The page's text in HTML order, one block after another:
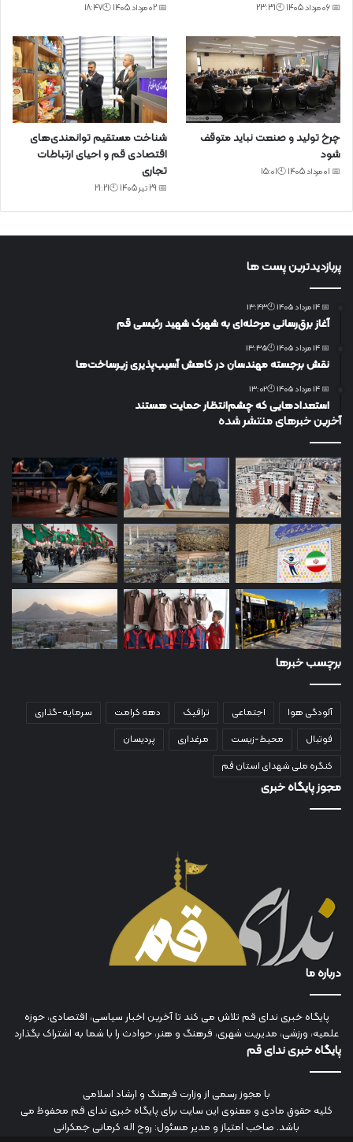
📅 06 مرداد 1405 🕙23:31 📅 02 مرداد 1405 🕙18:47
چرخ تولید و صنعت نباید متوقف
شود
📅 01 مرداد 1405 🕙15:01
شناخت مستقیم توانمندی‌های
اقتصادی قم و احیای ارتباطات
تجاری
📅 29 تیر 1405 🕙21:21
پربازدیدترین پست ها
📅 14 مرداد 1405 🕙13:43
آغاز برق‌رسانی مرحله‌ای به شهرک شهید رئیسی قم
📅 14 مرداد 1405 🕙13:35
نقش برجسته مهندسان در کاهش آسیب‌پذیری زیرساخت‌ها
📅 14 مرداد 1405 🕙13:02
استعدادهایی که چشم‌انتظار حمایت هستند
آخرین خبرهای منتشر شده
برچسب خبرها
آلودگی هوا اجتماعی ترافیک دهه کرامت
سرمایه-گذاری
فوتبال
محیط-زیست مرغداری
پردیسان
کنگره ملی شهدای استان قم
مجوز پایگاه خبری
درباره ما
پایگاه خبری ندای قم تلاش می کند تا آخرین اخبار سیاسی، اقتصادی، حوزه
علمیه، ورزشی، مدیریت شهری، فرهنگ و هنر، حوادث را با شما به اشتراک بگذارد
پایگاه خبری ندای قم
با مجوز رسمی از وزارت فرهنگ و ارشاد اسلامی
کلیه حقوق مادی و معنوی این سایت برای پایگاه خبری ندای قم محفوظ می
باشد. صاحب امتیاز و مدیر مسئول: روح اله کرمانی جمکرانی